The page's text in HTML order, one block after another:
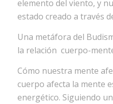
elemento del viento, y
estado creado a través
Una metáfora del
la relación cuerpo-
Cómo nuestra mente
cuerpo afecta la mente
energético. Siguiendo